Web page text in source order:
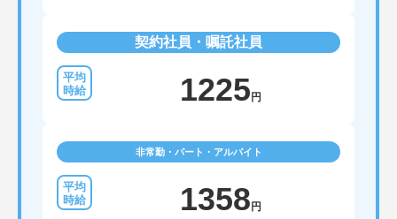
契約社員・嘱託社員
1225 円
非常勤・パート・アルバイト
1358 円